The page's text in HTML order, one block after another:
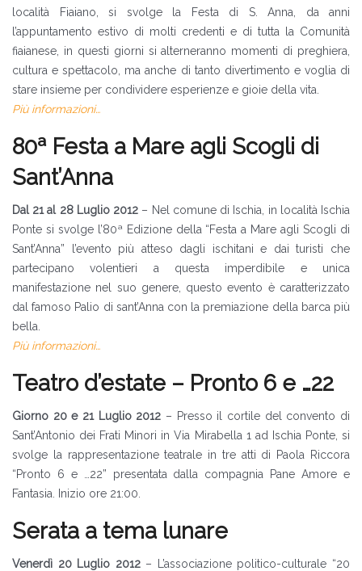
località Fiaiano, si svolge la Festa di S. Anna, da anni
l’appuntamento estivo di molti credenti e di tutta la Comunità
fiaianese, in questi giorni si alterneranno momenti di preghiera,
cultura e spettacolo, ma anche di tanto divertimento e voglia di
stare insieme per condividere esperienze e gioie della vita.
Più informazioni…
80ª Festa a Mare agli Scogli di
Sant’Anna
Dal 21 al 28 Luglio 2012 – Nel comune di Ischia, in località Ischia
Ponte si svolge l’80ª Edizione della “Festa a Mare agli Scogli di
Sant’Anna” l’evento più atteso dagli ischitani e dai turisti che
partecipano volentieri a questa imperdibile e unica
manifestazione nel suo genere, questo evento è caratterizzato
dal famoso Palio di sant’Anna con la premiazione della barca più
bella.
Più informazioni…
Teatro d’estate – Pronto 6 e …22
Giorno 20 e 21 Luglio 2012 – Presso il cortile del convento di
Sant’Antonio dei Frati Minori in Via Mirabella 1 ad Ischia Ponte, si
svolge la rappresentazione teatrale in tre atti di Paola Riccora
“Pronto 6 e …22” presentata dalla compagnia Pane Amore e
Fantasia. Inizio ore 21:00.
Serata a tema lunare
Venerdì 20 Luglio 2012– L’associazione politico-culturale “20